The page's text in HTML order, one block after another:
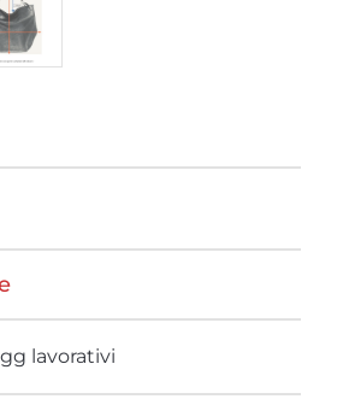
Home
lavorativi